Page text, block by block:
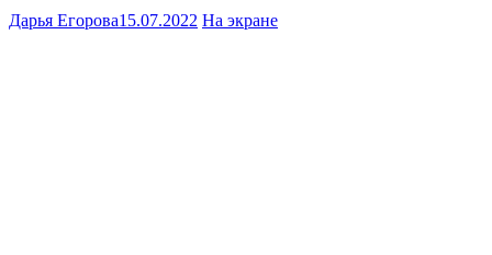
Дарья Егорова15.07.2022 На экране